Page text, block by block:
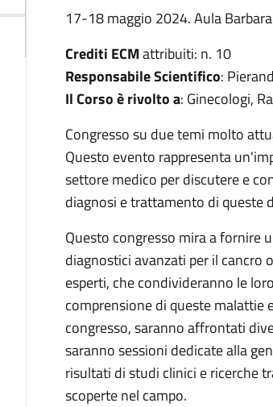
ovarico ed endometriale
17-18 maggio 2024. Aula
Crediti ECMattribuiti: n. 10
Responsabile Scientifico:
Il Corso è rivolto a: Ginecologi,
Congresso su due temi molto
Questo evento rappresenta
settore medico per discutere e
diagnosi e trattamento di queste
Questo congresso mira a fornire
diagnostici avanzati per il cancro
esperti, che condivideranno le
comprensione di queste
congresso, saranno affrontati
saranno sessioni dedicate alla
risultati di studi clinici e ricerche
scoperte nel campo.